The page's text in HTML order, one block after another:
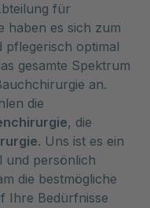
für
haben es sich zum
pflegerisch optimal
gesamte Spektrum
an.
die
, die
. Uns ist es ein
und persönlich
die bestmögliche
Ihre Bedürfnisse